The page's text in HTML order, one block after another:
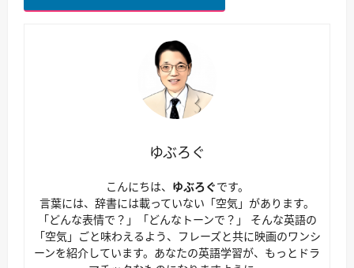
ゆぶろぐ
こんにちは、 ゆぶろぐです。
言葉には、辞書には載っていない「空気」があります。
「どんな表情で？」「どんなトーンで？」 そんな英語の
「空気」ごと味わえるよう、フレーズと共に映画のワンシ
ーンを紹介しています。あなたの英語学習が、もっとドラ